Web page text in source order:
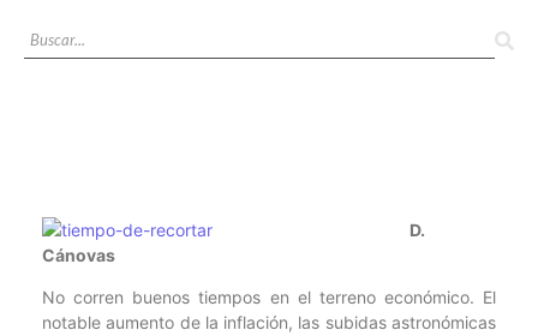
D.
Cánovas
No corren buenos tiempos en el terreno económico. El
notable aumento de la inflación, las subidas astronómicas